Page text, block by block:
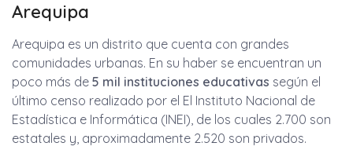
Arequipa
Arequipa es un distrito que cuenta con grandes
comunidades urbanas. En su haber se encuentran un
poco más de 5 mil instituciones educativas según el
último censo realizado por el El Instituto Nacional de
Estadística e Informática (INEI), de los cuales 2.700 son
estatales y, aproximadamente 2.520 son privados.